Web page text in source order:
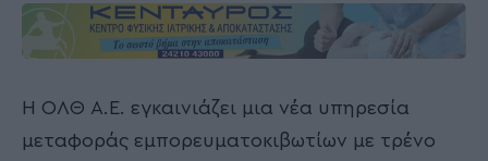
Η ΟΛΘ Α.Ε. εγκαινιάζει μια νέα υπηρεσία
μεταφοράς εμπορευματοκιβωτίων με τρένο